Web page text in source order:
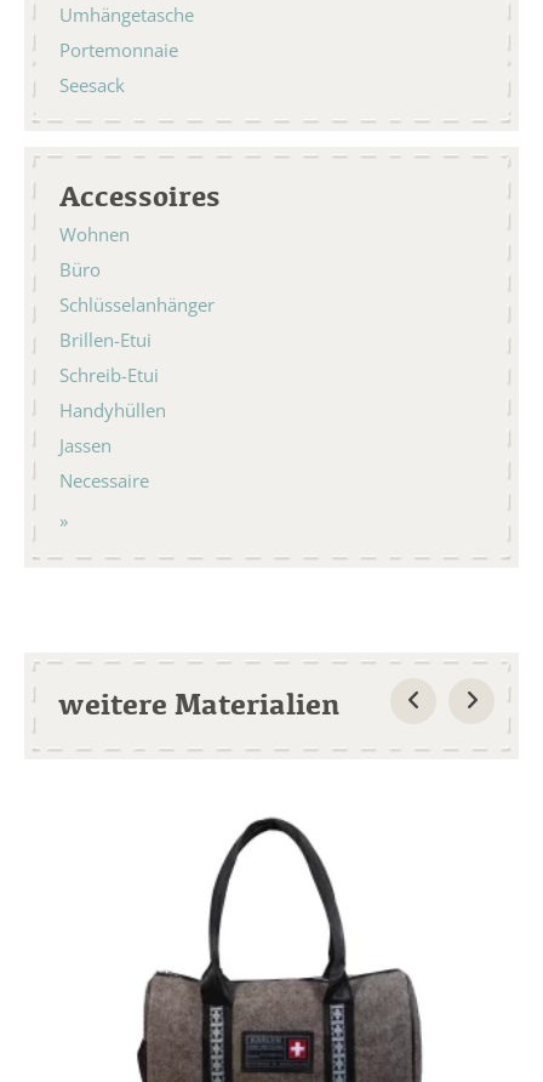
Umhängetasche
Portemonnaie
Seesack
Accessoires
Wohnen
Büro
Schlüsselanhänger
Brillen-Etui
Schreib-Etui
Handyhüllen
Jassen
Necessaire
weitere Materialien